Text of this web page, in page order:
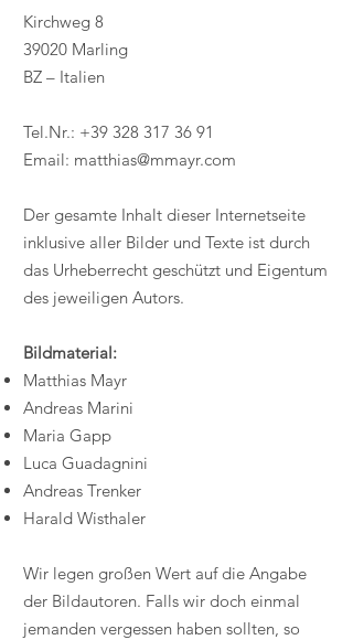
Kirchweg 8
39020 Marling
BZ – Italien
Tel.Nr.: +39 328 317 36 91
Email: matthias@mmayr.com
Der gesamte Inhalt dieser Internetseite
inklusive aller Bilder und Texte ist durch
das Urheberrecht geschützt und Eigentum
des jeweiligen Autors.
Bildmaterial:
Matthias Mayr
Andreas Marini
Maria Gapp
Luca Guadagnini
Andreas Trenker
Harald Wisthaler
Wir legen großen Wert auf die Angabe
der Bildautoren. Falls wir doch einmal
jemanden vergessen haben sollten, so